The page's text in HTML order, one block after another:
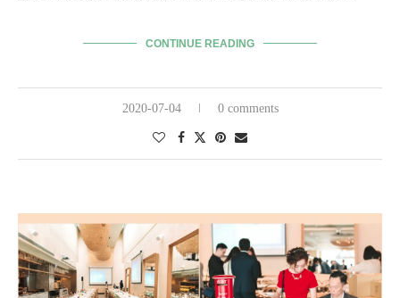
CONTINUE READING
2020-07-04 0 comments